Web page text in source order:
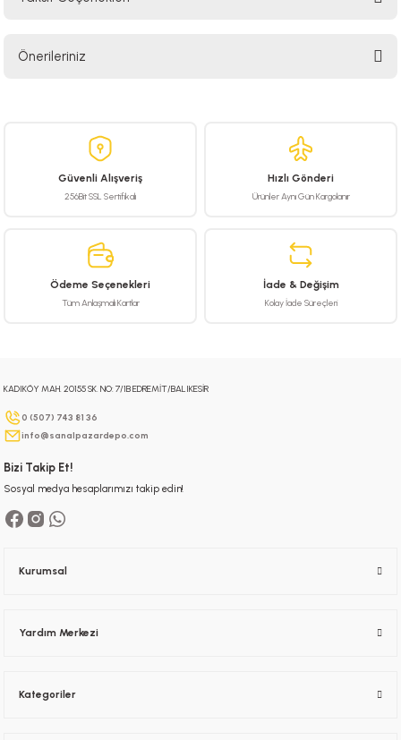
Bu ürüne ilk yorumu siz yapın!
Önerileriniz
Görüş ve önerileriniz için teşekkür ederiz.
Ürün resmi kalitesiz, bozuk veya görüntülenemiyor.
Ürün bilgilerinde hatalar bulunuyor.
Ürün fiyatı diğer sitelerden daha pahalı.
Bu ürüne benzer farklı alternatifler olmalı.
Güvenli Alışveriş
256Bit SSL Sertifikalı
Hızlı Gönderi
Ürünler Aynı Gün Kargolanır
Ödeme Seçenekleri
Tüm Anlaşmalı Kartlar
İade & Değişim
Kolay İade Süreçleri
KADIKÖY MAH. 20155 SK. NO: 7/1B EDREMİT/BALIKESİR
0 (507) 743 81 36
info@sanalpazardepo.com
Bizi Takip Et!
Sosyal medya hesaplarımızı takip edin!
Kurumsal
Yardım Merkezi
Kategoriler